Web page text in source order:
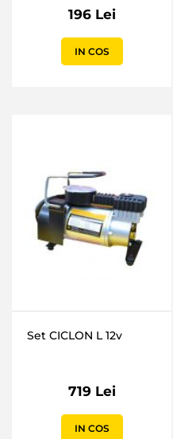
196 Lei
IN COS
Set CICLON L 12v
719 Lei
IN COS